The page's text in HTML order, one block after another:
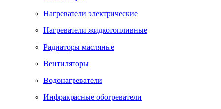
Нагреватели электрические
Нагреватели жидкотопливные
Радиаторы масляные
Вентиляторы
Водонагреватели
Инфракрасные обогреватели